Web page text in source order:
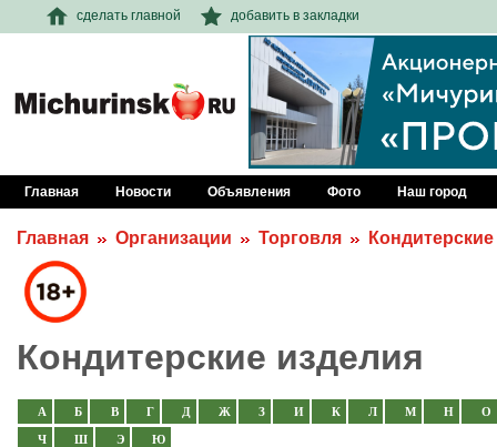
сделать главной добавить в закладки
Главная Новости Объявления Фото Наш город
Главная Организации Торговля
Кондитерские изделия
А Б В Г Д Ж З И К Л М Н О
Ч Ш Э Ю